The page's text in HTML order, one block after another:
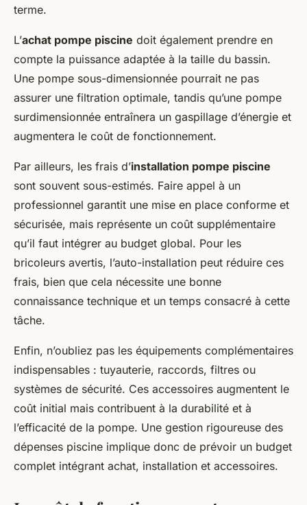
terme.
L’achat pompe piscine doit également prendre en
compte la puissance adaptée à la taille du bassin.
Une pompe sous-dimensionnée pourrait ne pas
assurer une filtration optimale, tandis qu’une pompe
surdimensionnée entraînera un gaspillage d’énergie et
augmentera le coût de fonctionnement.
Par ailleurs, les frais d’installation pompe piscine
sont souvent sous-estimés. Faire appel à un
professionnel garantit une mise en place conforme et
sécurisée, mais représente un coût supplémentaire
qu’il faut intégrer au budget global. Pour les
bricoleurs avertis, l’auto-installation peut réduire ces
frais, bien que cela nécessite une bonne
connaissance technique et un temps consacré à cette
tâche.
Enfin, n’oubliez pas les équipements complémentaires
indispensables : tuyauterie, raccords, filtres ou
systèmes de sécurité. Ces accessoires augmentent le
coût initial mais contribuent à la durabilité et à
l’efficacité de la pompe. Une gestion rigoureuse des
dépenses piscine implique donc de prévoir un budget
complet intégrant achat, installation et accessoires.